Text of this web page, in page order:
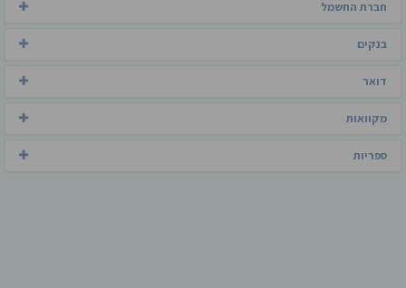
חברת החשמל
בנקים
דואר
מקוואות
ספריות